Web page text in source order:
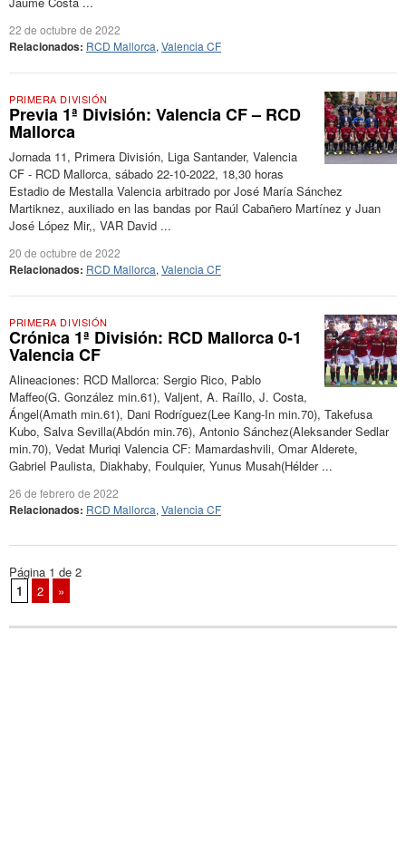
22 de octubre de 2022
Relacionados: RCD Mallorca, Valencia CF
PRIMERA DIVISIÓN
Previa 1ª División: Valencia CF – RCD
Mallorca
Jornada 11, Primera División, Liga Santander, Valencia
CF - RCD Mallorca, sábado 22-10-2022, 18,30 horas
Estadio de Mestalla Valencia arbitrado por José María Sánchez
Martiknez, auxiliado en las bandas por Raúl Cabañero Martínez y Juan
José López Mir,, VAR David ...
20 de octubre de 2022
Relacionados: RCD Mallorca, Valencia CF
PRIMERA DIVISIÓN
Crónica 1ª División: RCD Mallorca 0-1
Valencia CF
Alineaciones: RCD Mallorca: Sergio Rico, Pablo
Maffeo(G. González min.61), Valjent, A. Raíllo, J. Costa,
Ángel(Amath min.61), Dani Rodríguez(Lee Kang-In min.70), Takefusa
Kubo, Salva Sevilla(Abdón min.76), Antonio Sánchez(Aleksander Sedlar
min.70), Vedat Muriqi Valencia CF: Mamardashvili, Omar Alderete,
Gabriel Paulista, Diakhaby, Foulquier, Yunus Musah(Hélder ...
26 de febrero de 2022
Relacionados: RCD Mallorca, Valencia CF
Página 1 de 2
1
2 »